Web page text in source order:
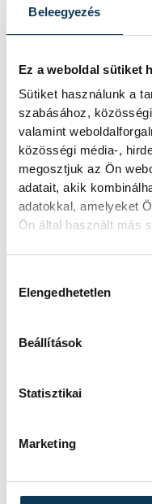
Beleegyezés
Ez a weboldal sütiket
Sütiket használunk a
szabásához,
valamint
közösségi média-,
megosztjuk az Ön
adatait, akik
adatokkal, amelyeket
Ön által használt más
Elengedhetetlen
Beállítások
Statisztikai
Marketing
vajon mi
művészeket,
Ha sikerül
helyzetükbe, még
végigjárni a
Művészetek
kultúra